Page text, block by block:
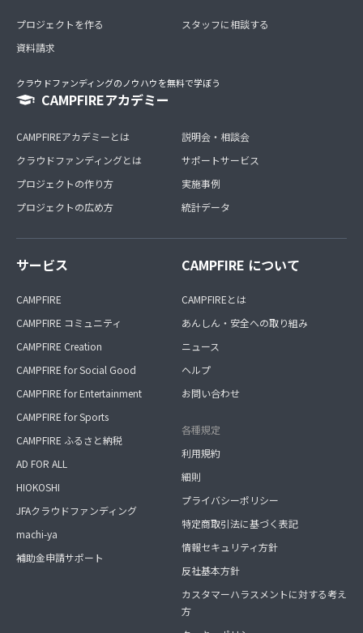
プロジェクトを作る
資料請求
スタッフに相談する
クラウドファンディングのノウハウを無料で学ぼう
CAMPFIREアカデミー
CAMPFIREアカデミーとは
クラウドファンディングとは
プロジェクトの作り方
プロジェクトの広め方
説明会・相談会
サポートサービス
実施事例
統計データ
サービス
CAMPFIRE
CAMPFIRE コミュニティ
CAMPFIRE Creation
CAMPFIRE for Social Good
CAMPFIRE for Entertainment
CAMPFIRE for Sports
CAMPFIRE ふるさと納税
AD FOR ALL
HIOKOSHI
JFAクラウドファンディング
machi-ya
補助金申請サポート
CAMPFIRE について
CAMPFIREとは
あんしん・安全への取り組み
ニュース
ヘルプ
お問い合わせ
各種規定
利用規約
細則
プライバシーポリシー
特定商取引法に基づく表記
情報セキュリティ方針
反社基本方針
カスタマーハラスメントに対する考え
方